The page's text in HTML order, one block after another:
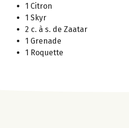
1 Citron
1 Skyr
2 c. à s. de Zaatar
1 Grenade
1 Roquette